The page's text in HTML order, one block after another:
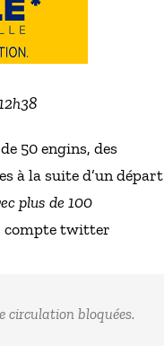
50 engins, des
à la suite d’un départ
plus de 100
compte twitter
circulation bloquées.